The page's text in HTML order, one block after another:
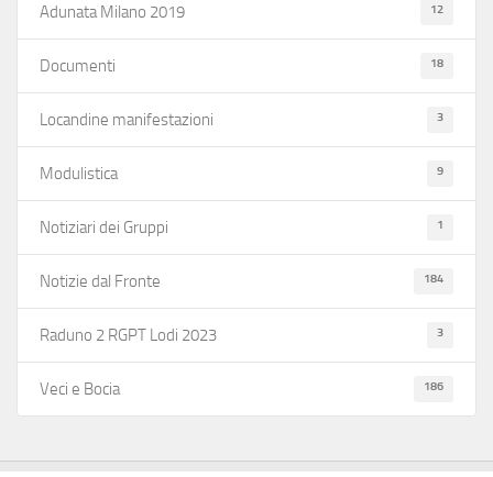
Adunata Milano 2019 12
Documenti 18
Locandine manifestazioni 3
Modulistica 9
Notiziari dei Gruppi 1
Notizie dal Fronte 184
Raduno 2 RGPT Lodi 2023 3
Veci e Bocia 186